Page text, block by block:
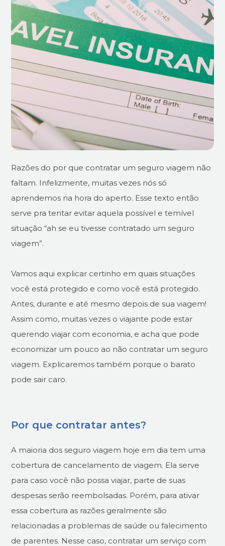
Razões do por que contratar um seguro viagem não
faltam. Infelizmente, muitas vezes nós só
aprendemos na hora do aperto. Esse texto então
serve pra tentar evitar aquela possível e temível
situação “ah se eu tivesse contratado um seguro
viagem”.
Vamos aqui explicar certinho em quais situações
você está protegido e como você está protegido.
Antes, durante e até mesmo depois de sua viagem!
Assim como, muitas vezes o viajante pode estar
querendo viajar com economia, e acha que pode
economizar um pouco ao não contratar um seguro
viagem. Explicaremos também porque o barato
pode sair caro.
Por que contratar antes?
A maioria dos seguro viagem hoje em dia tem uma
cobertura de cancelamento de viagem. Ela serve
para caso você não possa viajar, parte de suas
despesas serão reembolsadas. Porém, para ativar
essa cobertura as razões geralmente são
relacionadas a problemas de saúde ou falecimento
de parentes. Nesse caso, contratar um serviço com